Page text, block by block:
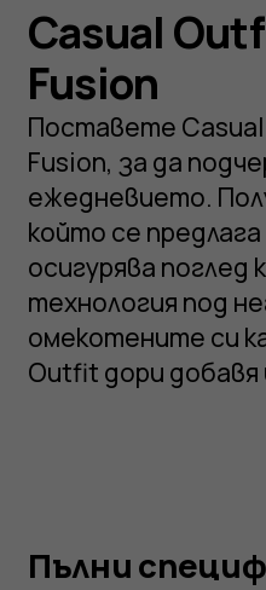
Casual
Fusion
Поставете Casual
Fusion, за да
ежедневието.
който се
осигурява поглед
технология под
омекотените си
Outfit дори
Пълни